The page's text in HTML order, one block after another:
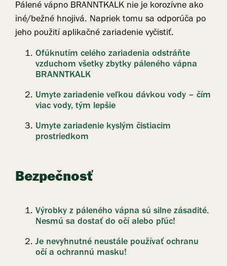
Pálené vápno BRANNTKALK nie je korozívne ako
iné/bežné hnojivá. Napriek tomu sa odporúča po
jeho použití aplikačné zariadenie vyčistiť.
Ofúknutím celého zariadenia odstráňte
vzduchom všetky zbytky páleného vápna
BRANNTKALK
Umyte zariadenie veľkou dávkou vody – čím
viac vody, tým lepšie
Umyte zariadenie kyslým čistiacim
prostriedkom
Bezpečnosť
Výrobky z páleného vápna sú silne zásadité.
Nesmú sa dostať do očí alebo pľúc!
Je nevyhnutné neustále používať ochranu
očí a ochrannú masku!